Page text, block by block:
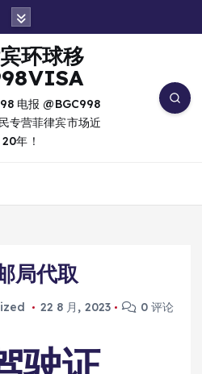
电报 @BGC998
专营菲律宾市场近
20年！
局代取
22 8 月, 2023 0 评论